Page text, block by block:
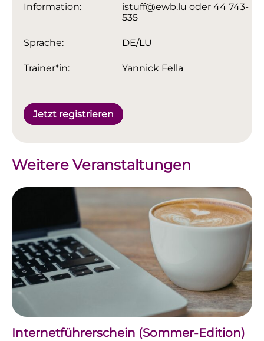
Information:
istuff@ewb.lu oder 44 743-
535
Sprache: DE/LU
Trainer*in: Yannick Fella
Jetzt registrieren
Weitere Veranstaltungen
Internetführerschein (Sommer-Edition)